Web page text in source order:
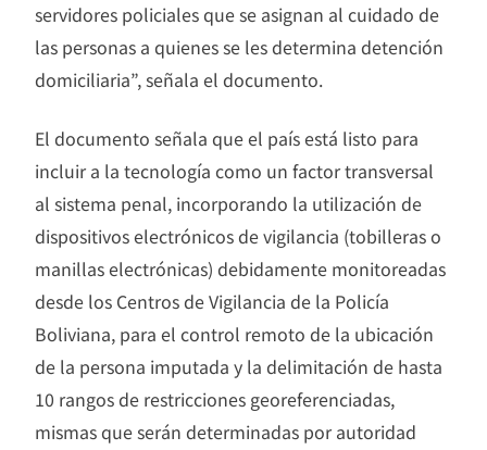
servidores policiales que se asignan al cuidado de
las personas a quienes se les determina detención
domiciliaria”, señala el documento.
El documento señala que el país está listo para
incluir a la tecnología como un factor transversal
al sistema penal, incorporando la utilización de
dispositivos electrónicos de vigilancia (tobilleras o
manillas electrónicas) debidamente monitoreadas
desde los Centros de Vigilancia de la Policía
Boliviana, para el control remoto de la ubicación
de la persona imputada y la delimitación de hasta
10 rangos de restricciones georeferenciadas,
mismas que serán determinadas por autoridad